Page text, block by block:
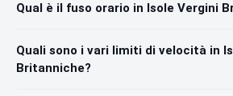
Qual è il fuso orario in Isole Vergini
Quali sono i vari limiti di velocità in
Britanniche?